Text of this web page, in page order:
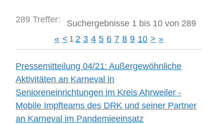
289 Treffer:
Suchergebnisse 1 bis 10 von 289
« < 1 2 3 4 5 6 7 8 9 10 > »
Pressemitteilung 04/21: Außergewöhnliche
Aktivitäten an Karneval in
Senioreneinrichtungen im Kreis Ahrweiler -
Mobile Impfteams des DRK und seiner Partner
an Karneval im Pandemieeinsatz